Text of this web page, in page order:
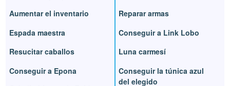
Aumentar el inventario
Espada maestra
Resucitar caballos
Conseguir a Epona
Reparar armas
Conseguir a Link Lobo
Luna carmesí
Conseguir la túnica azul
del elegido